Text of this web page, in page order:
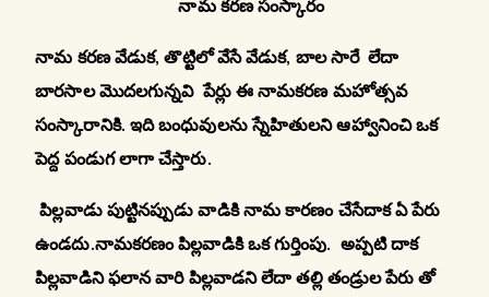
నామ కరణ సంస్కారం
నామ కరణ వేడుక, తొట్టిలో వేసే వేడుక, బాల సారే లేదా
బారసాల మొదలగున్నవి పేర్లు ఈ నామకరణ మహోత్సవ
సంస్కారానికి. ఇది బంధువులను స్నేహితులని ఆహ్వానించి ఒక
పెద్ద పండుగ లాగా చేస్తారు.
పిల్లవాడు పుట్టినప్పుడు వాడికి నామ కారణం చేసేదాక ఏ పేరు
ఉండదు.నామకరణం పిల్లవాడికి ఒక గుర్తింపు. అప్పటి దాక
పిల్లవాడిని ఫలాన వారి పిల్లవాడని లేదా తల్లి తండ్రుల పేరు తో